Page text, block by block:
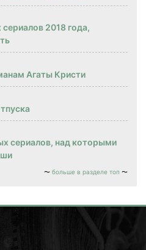
2018 года,
Агаты Кристи
сериалов, над которыми
больше в разделе топ